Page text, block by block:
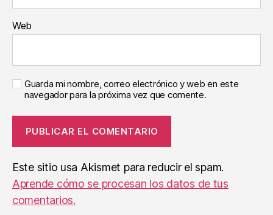
Web
Guarda mi nombre, correo electrónico y web en este
navegador para la próxima vez que comente.
Este sitio usa Akismet para reducir el spam.
Aprende cómo se procesan los datos de tus
comentarios.